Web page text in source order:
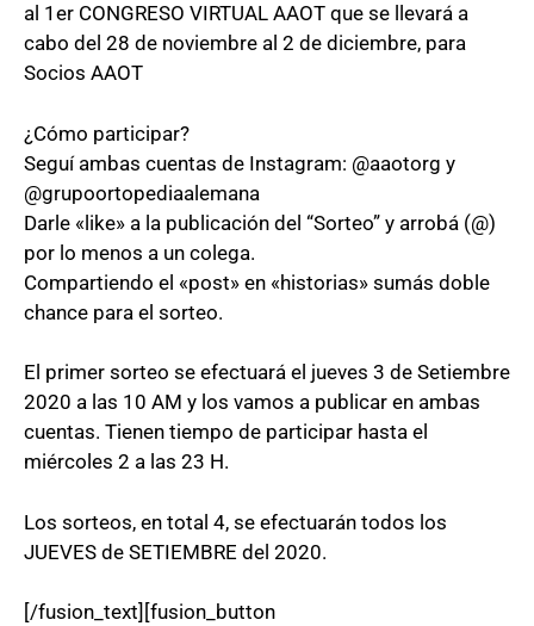
al 1er CONGRESO VIRTUAL AAOT que se llevará a
cabo del 28 de noviembre al 2 de diciembre, para
Socios AAOT
¿Cómo participar?
Seguí ambas cuentas de Instagram: @aaotorg y
@grupoortopediaalemana
Darle «like» a la publicación del “Sorteo” y arrobá (@)
por lo menos a un colega.
Compartiendo el «post» en «historias» sumás doble
chance para el sorteo.
El primer sorteo se efectuará el jueves 3 de Setiembre
2020 a las 10 AM y los vamos a publicar en ambas
cuentas. Tienen tiempo de participar hasta el
miércoles 2 a las 23 H.
Los sorteos, en total 4, se efectuarán todos los
JUEVES de SETIEMBRE del 2020.
[/fusion_text][fusion_button